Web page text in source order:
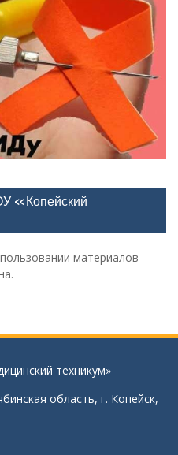
«Копейский
материалов
техникум»
область, г. Копейск,